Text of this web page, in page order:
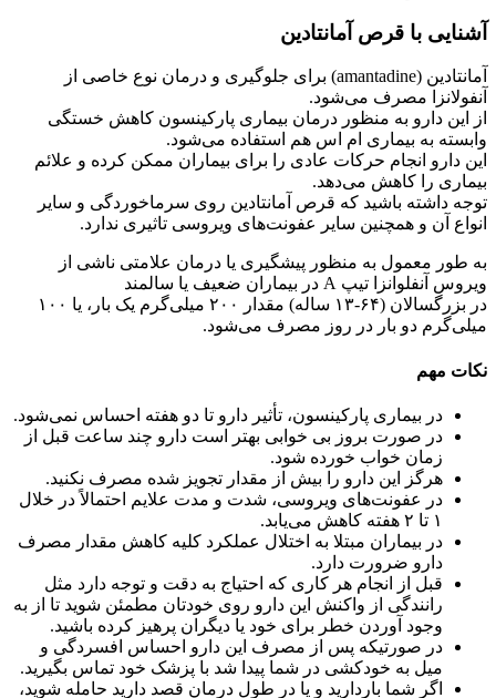
آشنایی با قرص آمانتادین
آمانتادین (amantadine) برای جلوگیری و درمان نوع خاصی از
آنفولانزا مصرف می‌شود.
از این دارو به منظور درمان بیماری پارکینسون کاهش خستگی
وابسته به بیماری ام‌ اس هم استفاده می‌شود.
این دارو انجام حرکات عادی را برای بیماران ممکن کرده و علائم
بیماری را کاهش می‌دهد.
توجه داشته باشید که قرص آمانتادین روی سرماخوردگی و سایر
انواع آن و همچنین سایر عفونت‌های ویروسی تاثیری ندارد.
به طور معمول به منظور پیشگیری یا درمان علامتی ناشی از
ویروس آنفلوانزا تیپ A در بیماران ضعیف یا سالمند
در بزرگسالان (۶۴-۱۳ ساله) مقدار ۲۰۰ میلی‌گرم یک بار، یا ۱۰۰
میلی‌گرم دو بار در روز مصرف می‌شود.
نکات مهم
در بیماری پارکینسون، تأثیر دارو تا دو هفته احساس نمی‌شود.
در صورت بروز بی خوابی بهتر است دارو چند ساعت قبل از
زمان خواب خورده شود.
هرگز این دارو را بیش از مقدار تجویز شده مصرف نکنید.
در عفونت‌های ویروسی، شدت و مدت علایم احتمالاً در خلال
۱ تا ۲ هفته کاهش می‌یابد.
در بیماران مبتلا به اختلال عملکرد کلیه کاهش مقدار مصرف
دارو ضرورت دارد.
قبل از انجام هر کاری که احتیاج به دقت و توجه دارد مثل
رانندگی از واکنش این دارو روی خودتان مطمئن شوید تا از به
وجود آوردن خطر برای خود یا دیگران پرهیز کرده باشید.
در صورتیکه پس از مصرف این دارو احساس افسردگی و
میل به خودکشی در شما پیدا شد با پزشک خود تماس بگیرید.
اگر شما باردارید و یا در طول درمان قصد دارید حامله شوید،